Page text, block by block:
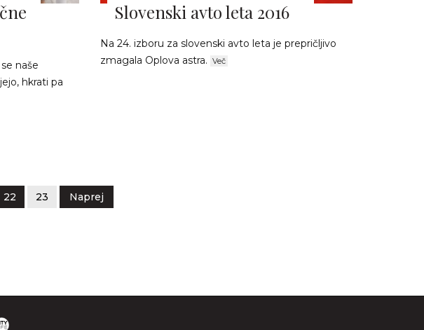
naše
hkrati pa
Slovenski avto leta 2016
Na 24. izboru za slovenski avto leta je prepričljivo
zmagala Oplova astra. Več
22 23 Naprej